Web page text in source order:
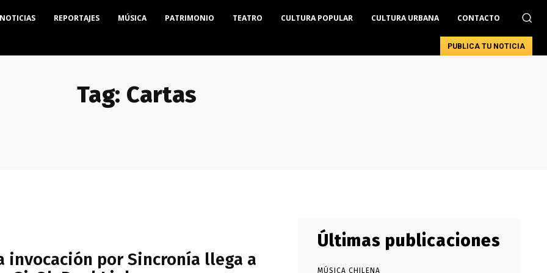
NOTICIAS REPORTAJES MÚSICA PATRIMONIO TEATRO CULTURA POPULAR CULTURA URBANA CONTACTO
PUBLICA TU NOTICIA
Tag: Cartas
invocación por Sincronía llega a
Últimas publicaciones
MÚSICA CHILENA